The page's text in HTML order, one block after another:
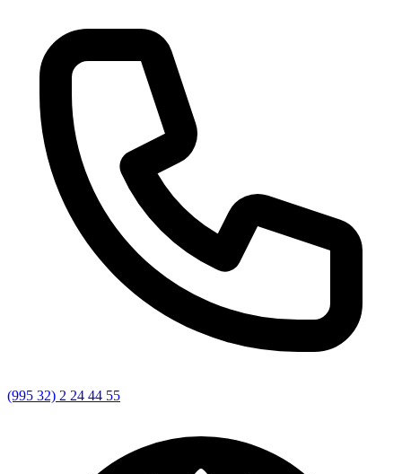
(995 32) 2 24 44 55